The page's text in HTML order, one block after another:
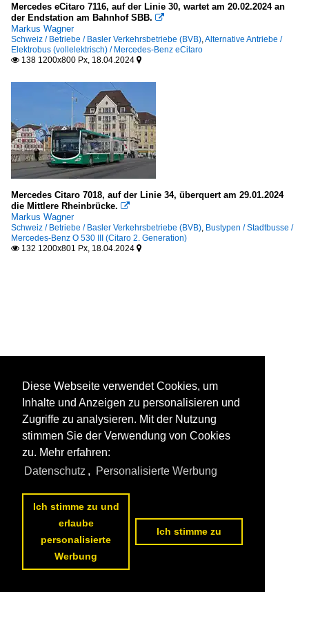
Mercedes eCitaro 7116, auf der Linie 30, wartet am 20.02.2024 an
der Endstation am Bahnhof SBB. 
Markus Wagner
Schweiz / Betriebe / Basler Verkehrsbetriebe (BVB),Alternative Antriebe /
Elektrobus (vollelektrisch) / Mercedes-Benz eCitaro
 138 1200x800 Px, 18.04.2024 
Mercedes Citaro 7018, auf der Linie 34, überquert am 29.01.2024
die Mittlere Rheinbrücke. 
Markus Wagner
Schweiz / Betriebe / Basler Verkehrsbetriebe (BVB), Bustypen / Stadtbusse /
Mercedes-Benz O 530 III (Citaro 2. Generation)
 132 1200x801 Px, 18.04.2024 
Diese Webseite verwendet Cookies, um
Inhalte und Anzeigen zu personalisieren und
Zugriffe zu analysieren. Mit der Nutzung
stimmen Sie der Verwendung von Cookies
zu. Mehr erfahren:
Datenschutz , Personalisierte Werbung
Ich stimme zu und
erlaube
personalisierte
Werbung
Ich stimme zu